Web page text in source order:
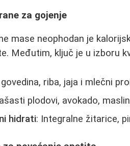
za gojenje
mase neophodan je
Međutim, ključ je u izboru
riba, jaja i mlečni
plodovi, avokado,
hidrati: Integralne žitarice,